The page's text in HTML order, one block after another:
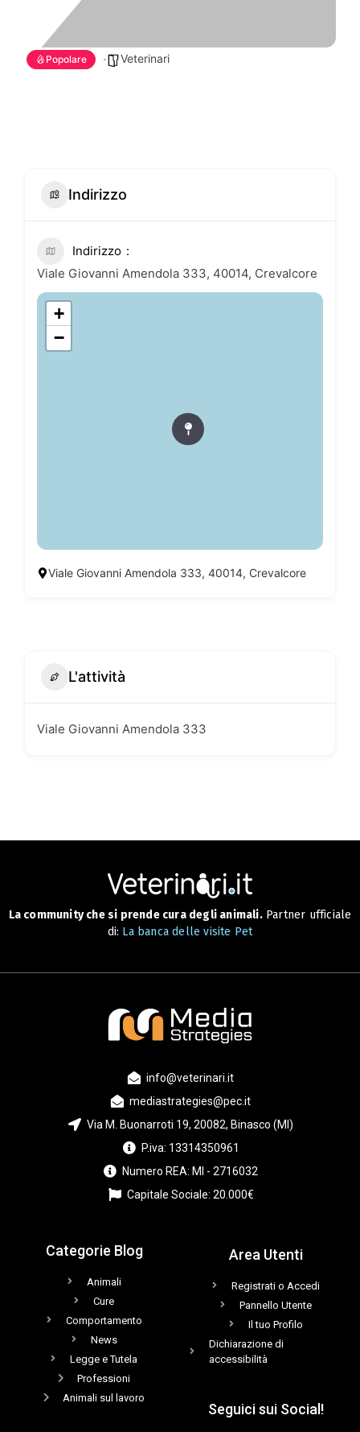
Popolare Veterinari
Indirizzo
Indirizzo
Viale Giovanni Amendola 333, 40014, Crevalcore
+
−
Viale Giovanni Amendola 333, 40014, Crevalcore
L'attività
Viale Giovanni Amendola 333
La community che si prende cura degli animali.Partner ufficiale
di: La banca delle visite Pet
info@veterinari.it
mediastrategies@pec.it
Via M. Buonarroti 19, 20082, Binasco (MI)
P.iva: 13314350961
Numero REA: MI - 2716032
Capitale Sociale: 20.000€
Categorie Blog
Animali
Cure
Comportamento
News
Legge e Tutela
Professioni
Animali sul lavoro
Area Utenti
Registrati o Accedi
Pannello Utente
Il tuo Profilo
Dichiarazione di
accessibilità
Seguici sui Social!